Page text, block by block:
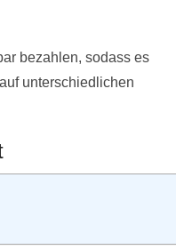
bezahlen, sodass es
unterschiedlichen